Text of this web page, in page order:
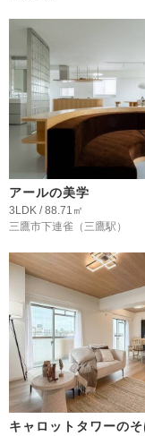
アールの美学
3LDK / 88.71㎡
三鷹市下連雀 （三鷹駅）
キャロットタワーの